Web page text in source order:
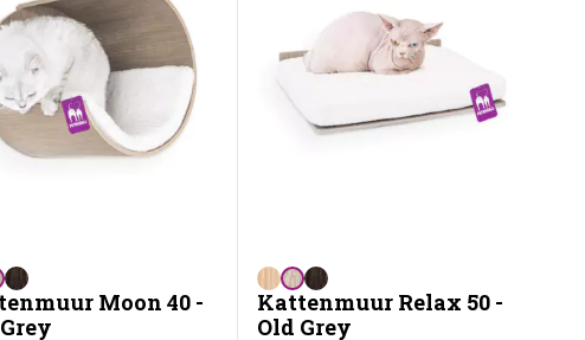
Moon 40 -
Kattenmuur Relax 50 -
Old Grey